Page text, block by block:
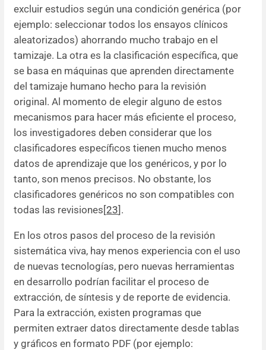
excluir estudios según una condición genérica (por
ejemplo: seleccionar todos los ensayos clínicos
aleatorizados) ahorrando mucho trabajo en el
tamizaje. La otra es la clasificación específica, que
se basa en máquinas que aprenden directamente
del tamizaje humano hecho para la revisión
original. Al momento de elegir alguno de estos
mecanismos para hacer más eficiente el proceso,
los investigadores deben considerar que los
clasificadores específicos tienen mucho menos
datos de aprendizaje que los genéricos, y por lo
tanto, son menos precisos. No obstante, los
clasificadores genéricos no son compatibles con
todas las revisiones[23].
En los otros pasos del proceso de la revisión
sistemática viva, hay menos experiencia con el uso
de nuevas tecnologías, pero nuevas herramientas
en desarrollo podrían facilitar el proceso de
extracción, de síntesis y de reporte de evidencia.
Para la extracción, existen programas que
permiten extraer datos directamente desde tablas
y gráficos en formato PDF (por ejemplo: